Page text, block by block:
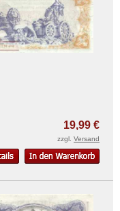
19,99 €
zzgl. Versand